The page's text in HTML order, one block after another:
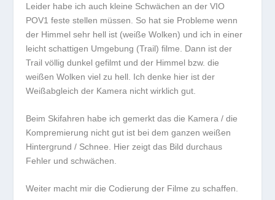
Leider habe ich auch kleine Schwächen an der VIO
POV1 feste stellen müssen. So hat sie Probleme wenn
der Himmel sehr hell ist (weiße Wolken) und ich in einer
leicht schattigen Umgebung (Trail) filme. Dann ist der
Trail völlig dunkel gefilmt und der Himmel bzw. die
weißen Wolken viel zu hell. Ich denke hier ist der
Weißabgleich der Kamera nicht wirklich gut.
Beim Skifahren habe ich gemerkt das die Kamera / die
Kompremierung nicht gut ist bei dem ganzen weißen
Hintergrund / Schnee. Hier zeigt das Bild durchaus
Fehler und schwächen.
Weiter macht mir die Codierung der Filme zu schaffen.